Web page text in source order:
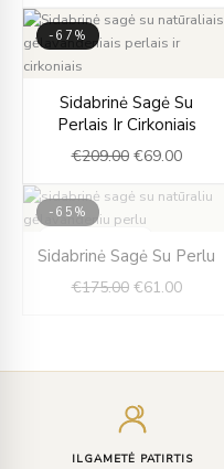
-67%
Sidabrinė Sagė Su
Perlais Ir Cirkoniais
€209.00
price
was:
€209.00.
€69.00
price
is:
€69.00.
-65%
Sidabrinė Sagė Su Perlu
€175.00
price
was:
€61.00
price
is:
ILGAMETĖ PATIRTIS